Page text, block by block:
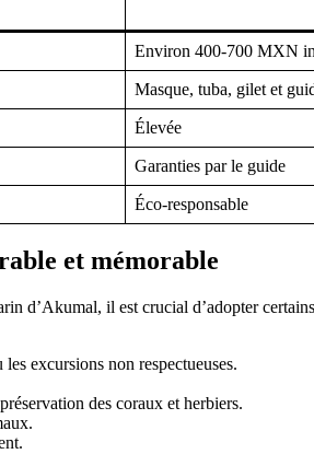
Environ 400-700 MXN
Masque, tuba, gilet et
Élevée
Garanties par le guide
Éco-responsable
et mémorable
d’Akumal, il est crucial d’adopter
excursions non respectueuses.
des coraux et herbiers.